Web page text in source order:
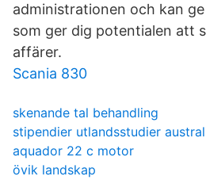
administrationen och kan
som ger dig potentialen att
affärer.
Scania 830
skenande tal behandling
stipendier utlandsstudier
aquador 22 c motor
övik landskap